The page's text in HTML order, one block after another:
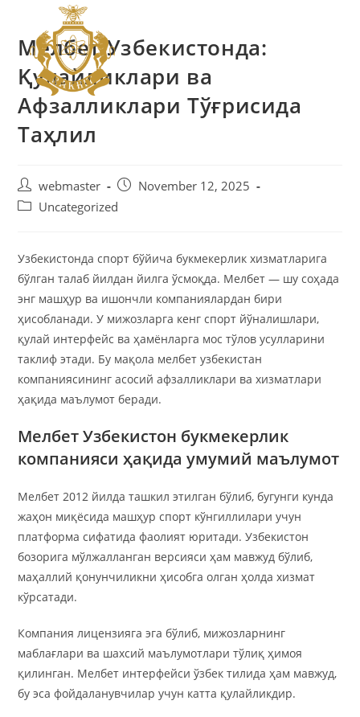
Мелбет Узбекистонда:
Қулайликлари ва
Афзалликлари Тўғрисида
Таҳлил
webmaster
November 12, 2025
Uncategorized
Узбекистонда спорт бўйича букмекерлик хизматларига
бўлган талаб йилдан йилга ўсмоқда. Мелбет — шу соҳада
энг машҳур ва ишончли компаниялардан бири
ҳисобланади. У мижозларга кенг спорт йўналишлари,
қулай интерфейс ва ҳамёнларга мос тўлов усулларини
таклиф этади. Бу мақола мелбет узбекистан
компаниясининг асосий афзалликлари ва хизматлари
ҳақида маълумот беради.
Мелбет Узбекистон букмекерлик
компанияси ҳақида умумий маълумот
Мелбет 2012 йилда ташкил этилган бўлиб, бугунги кунда
жаҳон миқёсида машҳур спорт кўнгиллилари учун
платформа сифатида фаолият юритади. Узбекистон
бозорига мўлжалланган версияси ҳам мавжуд бўлиб,
маҳаллий қонунчиликни ҳисобга олган ҳолда хизмат
кўрсатади.
Компания лицензияга эга бўлиб, мижозларнинг
маблағлари ва шахсий маълумотлари тўлиқ ҳимоя
қилинган. Мелбет интерфейси ўзбек тилида ҳам мавжуд,
бу эса фойдаланувчилар учун катта қулайликдир.